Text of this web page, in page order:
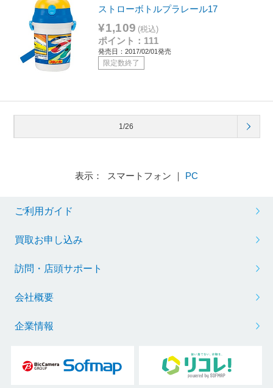
ストローボトルプラレール17
¥1,109 (税込)
ポイント：111
発売日：2017/02/01発売
限定数終了
1/26
表示： スマートフォン ｜ PC
ご利用ガイド
買取お申し込み
訪問・店頭サポート
会社概要
企業情報